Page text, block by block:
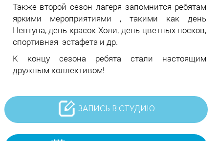
Также второй сезон лагеря запомнится ребятам
яркими мероприятиями , такими как день
Нептуна, день красок Холи, день цветных носков,
спортивная эстафета и др.
К концу сезона ребята стали настоящим
дружным коллективом!
ЗАПИСЬ В СТУДИЮ